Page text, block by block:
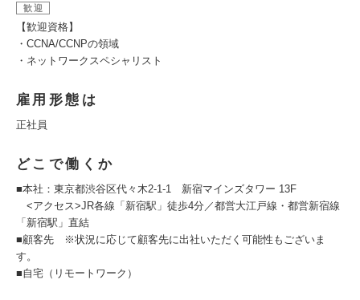
歓迎
【歓迎資格】
・CCNA/CCNPの領域
・ネットワークスペシャリスト
雇用形態は
正社員
どこで働くか
■本社：東京都渋谷区代々木2-1-1 新宿マインズタワー 13F
<アクセス>JR各線「新宿駅」徒歩4分／都営大江戸線・都営新宿線
「新宿駅」直結
■顧客先 ※状況に応じて顧客先に出社いただく可能性もございま
す。
■自宅（リモートワーク）